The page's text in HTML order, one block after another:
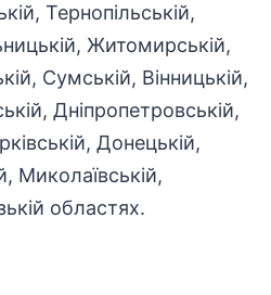
Тернопільській,
Житомирській,
Сумській, Вінницькій,
Дніпропетровській,
Донецькій,
Миколаївській,
областях.